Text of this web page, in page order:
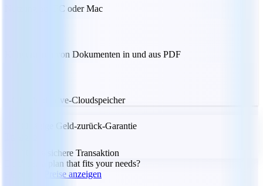
Nutzung auf PC oder Mac
Konvertieren von Dokumenten in und aus PDF
5 GB MobiDrive-Cloudspeicher
30-tägige Geld-zurück-Garantie
100 % sichere Transaktion
Don't see a plan that fits your needs?
Pläne und Preise anzeigen